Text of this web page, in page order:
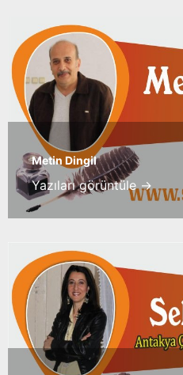
Metin Dingil
Yazıları görüntüle →